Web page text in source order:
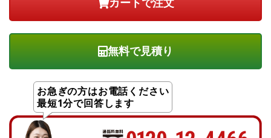
無料で見積り
お急ぎの方はお電話ください
最短1分で回答します